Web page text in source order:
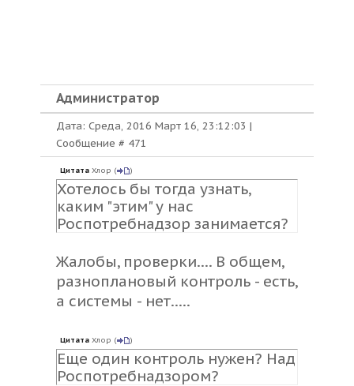
Администратор
Дата: Среда, 2016 Март 16, 23:12:03 |
Сообщение # 471
Цитата Хлор ( )
Хотелось бы тогда узнать,
каким "этим" у нас
Роспотребнадзор занимается?
Жалобы, проверки.... В общем,
разноплановый контроль - есть,
а системы - нет.....
Цитата Хлор ( )
Еще один контроль нужен? Над
Роспотребнадзором?